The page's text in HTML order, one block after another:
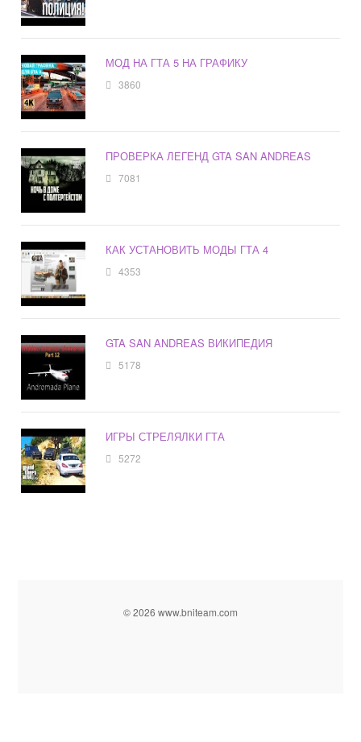
МОД НА ГТА 5 НА ГРАФИКУ
3860
ПРОВЕРКА ЛЕГЕНД GTA SAN ANDREAS
7081
КАК УСТАНОВИТЬ МОДЫ ГТА 4
4353
GTA SAN ANDREAS ВИКИПЕДИЯ
5178
ИГРЫ СТРЕЛЯЛКИ ГТА
5272
© 2026 www.bniteam.com